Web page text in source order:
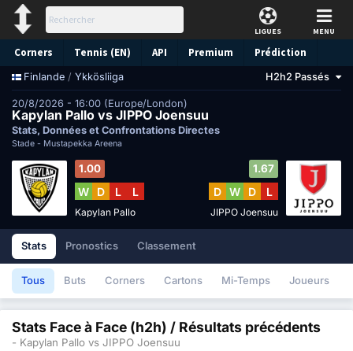
LIGUES MENU
Corners Tennis (EN) API Premium Prédiction
Finlande / Ykkösliiga H2h2 Passés
20/8/2026 - 16:00 (Europe/London)
Kapylan Pallo vs JIPPO Joensuu
Stats, Données et Confrontations Directes
Stade - Mustapekka Areena
1.00
W D L L
Kapylan Pallo
1.67
D W D L
JIPPO Joensuu
Stats Pronostics Classement
Tous Buts Corners Cartons Mi-Temps Joueurs
Stats Face à Face (h2h) / Résultats précédents
- Kapylan Pallo vs JIPPO Joensuu